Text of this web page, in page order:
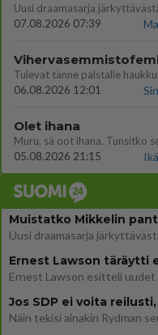
07.08.2026 07:39
06.08.2026 12:01
Olet ihana
05.08.2026 21:15
Muistatko Mikkelin